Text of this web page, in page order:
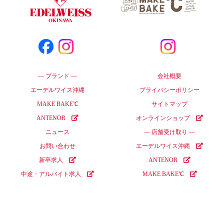
― ブランド ―
エーデルワイス沖縄
MAKE BAKE℃
ANTENOR
ニュース
お問い合わせ
新卒求人
中途・アルバイト求人
会社概要
プライバシーポリシー
サイトマップ
オンラインショップ
― 店舗受け取り ―
エーデルワイス沖縄
ANTENOR
MAKE BAKE℃